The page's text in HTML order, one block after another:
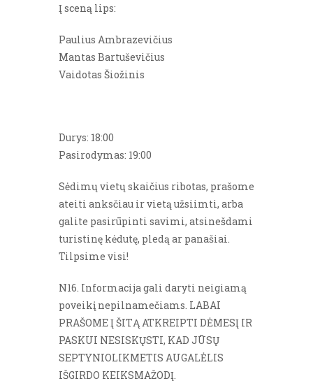
Į sceną lips:
Paulius Ambrazevičius
Mantas Bartuševičius
Vaidotas Šiožinis
Durys: 18:00
Pasirodymas: 19:00
Sėdimų vietų skaičius ribotas, prašome
ateiti anksčiau ir vietą užsiimti, arba
galite pasirūpinti savimi, atsinešdami
turistinę kėdutę, pledą ar panašiai.
Tilpsime visi!
N16. Informacija gali daryti neigiamą
poveikį nepilnamečiams. LABAI
PRAŠOME Į ŠITĄ ATKREIPTI DĖMESĮ IR
PASKUI NESISKŲSTI, KAD JŪSŲ
SEPTYNIOLIKMETIS AUGALĖLIS
IŠGIRDO KEIKSMAŽODĮ.